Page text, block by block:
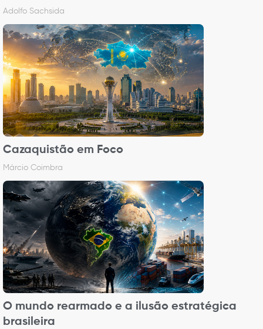
Adolfo Sachsida
Cazaquistão em Foco
Márcio Coimbra
O mundo rearmado e a ilusão estratégica
brasileira